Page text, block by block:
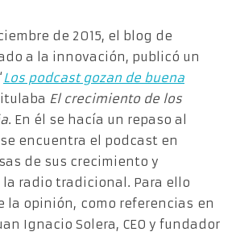
de 2015, el blog de
a la innovación, publicó un
Los podcast gozan de buena
El crecimiento de los
. En él se hacía un repaso al
encuentra el podcast en
de sus crecimiento y
radio tradicional. Para ello
la opinión, como referencias en
Ignacio Solera, CEO y fundador